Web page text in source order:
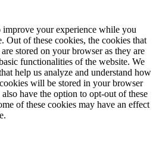
improve your experience while you
Out of these cookies, the cookies that
stored on your browser as they are
functionalities of the website. We
help us analyze and understand how
will be stored in your browser
have the option to opt-out of these
of these cookies may have an effect